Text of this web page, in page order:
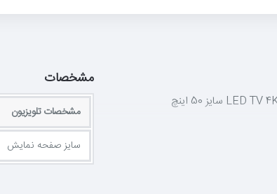
مشخصات
مشخصات تلویزیون
سایز صفحه نمایش